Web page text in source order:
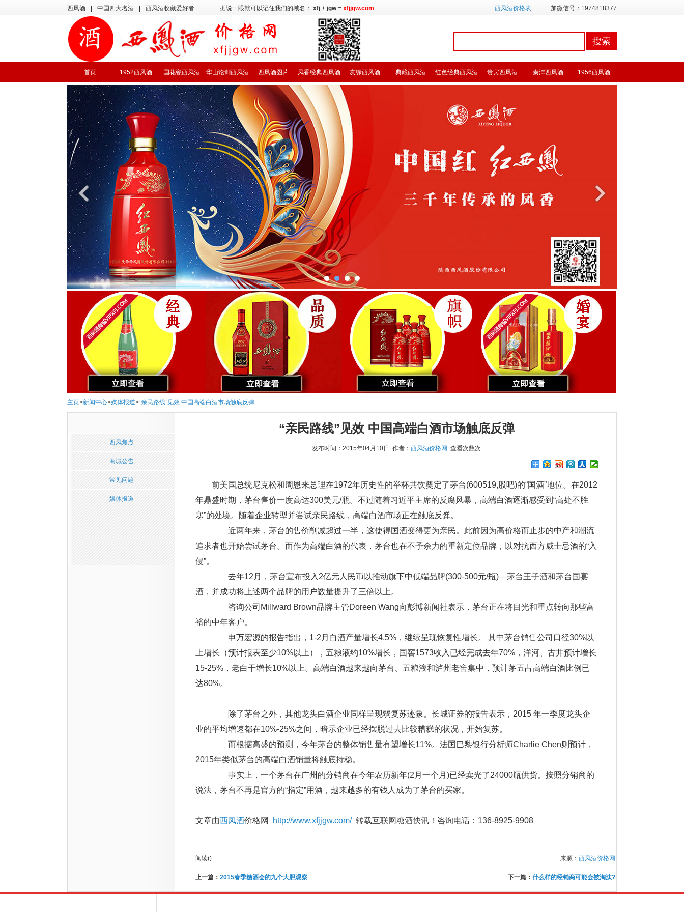
西凤酒 中国四大名酒 西凤酒收藏爱好者 据说一眼就可以记住我们的域名： xfj + jgw= xfjjgw.com 西凤酒价格表 加微信号：1974818377
首页 1952西凤酒 国花瓷西凤酒 华山论剑西凤酒 西凤酒图片 凤香经典西凤酒 友缘西凤酒 典藏西凤酒 红色经典西凤酒 贵宾西凤酒 秦沣西凤酒 1956西凤酒
主页>新闻中心>媒体报道>“亲民路线”见效 中国高端白酒市场触底反弹
西凤焦点
商城公告
常见问题
媒体报道
“亲民路线”见效 中国高端白酒市场触底反弹
发布时间：2015年04月10日 作者： 西凤酒价格网 查看次数次
前美国总统尼克松和周恩来总理在1972年历史性的举杯共饮奠定了茅台(600519,股吧)的“国酒”地位。在2012
年鼎盛时期，茅台售价一度高达300美元/瓶。不过随着习近平主席的反腐风暴，高端白酒逐渐感受到“高处不胜
寒”的处境。随着企业转型并尝试亲民路线，高端白酒市场正在触底反弹。
近两年来，茅台的售价削减超过一半，这使得国酒变得更为亲民。此前因为高价格而止步的中产和潮流
追求者也开始尝试茅台。而作为高端白酒的代表，茅台也在不予余力的重新定位品牌，以对抗西方威士忌酒的“入
侵”。
去年12月，茅台宣布投入2亿元人民币以推动旗下中低端品牌(300-500元/瓶)—茅台王子酒和茅台国宴
酒，并成功将上述两个品牌的用户数量提升了三倍以上。
咨询公司Millward Brown品牌主管Doreen Wang向彭博新闻社表示，茅台正在将目光和重点转向那些富
裕的中年客户。
申万宏源的报告指出，1-2月白酒产量增长4.5%，继续呈现恢复性增长。 其中茅台销售公司口径30%以
上增长（预计报表至少10%以上），五粮液约10%增长，国窖1573收入已经完成去年70%，洋河、古井预计增长
15-25%，老白干增长10%以上。高端白酒越来越向茅台、五粮液和泸州老窖集中，预计茅五占高端白酒比例已
达80%。
除了茅台之外，其他龙头白酒企业同样呈现弱复苏迹象。长城证券的报告表示，2015 年一季度龙头企
业的平均增速都在10%-25%之间，暗示企业已经摆脱过去比较糟糕的状况，开始复苏。
而根据高盛的预测，今年茅台的整体销售量有望增长11%。法国巴黎银行分析师Charlie Chen则预计，
2015年类似茅台的高端白酒销量将触底持稳。
事实上，一个茅台在广州的分销商在今年农历新年(2月一个月)已经卖光了24000瓶供货。按照分销商的
说法，茅台不再是官方的“指定”用酒，越来越多的有钱人成为了茅台的买家。
文章由西凤酒价格网 http://www.xfjjgw.com/ 转载互联网糖酒快讯！咨询电话：136-8925-9908
阅读() 来源： 西凤酒价格网
上一篇： 2015春季糖酒会的九个大胆观察 下一篇： 什么样的经销商可能会被淘汰?